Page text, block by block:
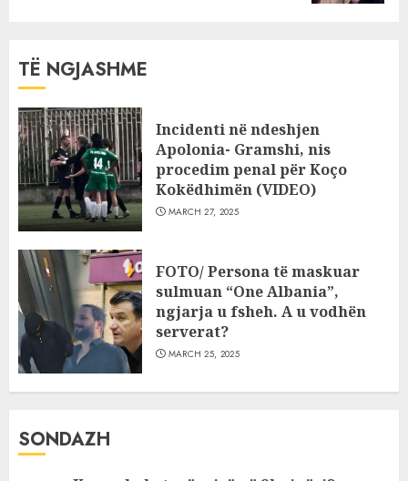
TË NGJASHME
Incidenti në ndeshjen
Apolonia- Gramshi, nis
procedim penal për Koço
Kokëdhimën (VIDEO)
MARCH 27, 2025
FOTO/ Persona të maskuar
sulmuan “One Albania”,
ngjarja u fsheh. A u vodhën
serverat?
MARCH 25, 2025
SONDAZH